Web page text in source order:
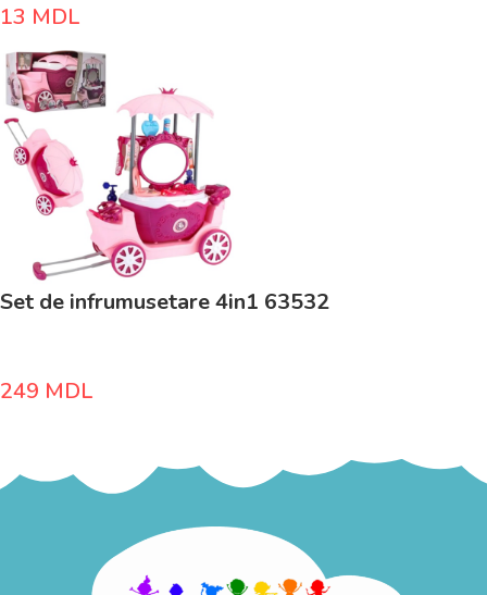
13 MDL
Set de infrumusetare 4in1 63532
249 MDL